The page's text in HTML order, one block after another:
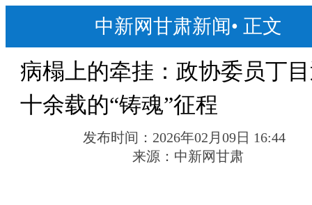
中新网甘肃新闻• 正文
病榻上的牵挂：政协委员丁
十余载的“铸魂”征程
发布时间： 2026年02月09日 16:44
来源： 中新网甘肃